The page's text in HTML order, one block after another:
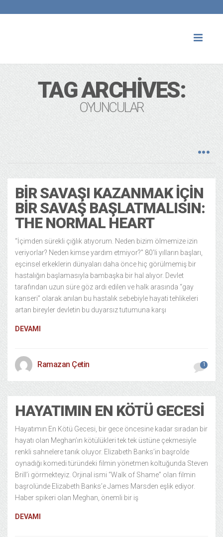
TAG ARCHIVES:
OYUNCULAR
BIR SAVAŞI KAZANMAK İÇIN
BIR SAVAŞ BAŞLATMALISIN:
THE NORMAL HEART
“İçimden sürekli çığlık atıyorum. Neden bizim ölmemize izin
veriyorlar? Neden kimse yardım etmiyor?” 80’li yılların başları,
eşcinsel erkeklerin dünyaları daha önce hiç görülmemiş bir
hastalığın başlamasıyla bambaşka bir hal alıyor. Devlet
tarafından uzun süre göz ardı edilen ve halk arasında “gay
kanseri” olarak anılan bu hastalık sebebiyle hayati tehlikeleri
artan bireyler devletin bu duyarsız tutumuna karşı
DEVAMI
Ramazan Çetin 1
HAYATIMIN EN KÖTÜ GECESI
Hayatımın En Kötü Gecesi, bir gece öncesine kadar sıradan bir
hayatı olan Meghan’ın kötülükleri tek tek üstüne çekmesiyle
renkli sahnelere tanık oluyor. Elizabeth Banks’in başrolde
oynadığı komedi türündeki filmin yönetmen koltuğunda Steven
Brill’i görmekteyiz. Orjinal ismi “Walk of Shame” olan filmin
başrolünde Elizabeth Banks’e James Marsden eşlik ediyor.
Haber spikeri olan Meghan, önemli bir iş
DEVAMI